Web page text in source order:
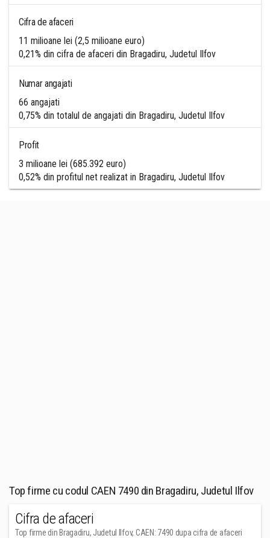
Cifra de afaceri
11 milioane lei (2,5 milioane euro)
0,21% din cifra de afaceri din Bragadiru, Judetul Ilfov
Numar angajati
66 angajati
0,75% din totalul de angajati din Bragadiru, Judetul Ilfov
Profit
3 milioane lei (685.392 euro)
0,52% din profitul net realizat in Bragadiru, Judetul Ilfov
Top firme cu codul CAEN 7490 din Bragadiru, Judetul Ilfov
Cifra de afaceri
Top firme din Bragadiru, Judetul Ilfov, CAEN: 7490 dupa cifra de afaceri